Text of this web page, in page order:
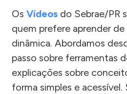
Os Vídeos do Sebrae/PR
quem prefere aprender de
dinâmica. Abordamos
passo sobre ferramentas
explicações sobre
forma simples e acessível.